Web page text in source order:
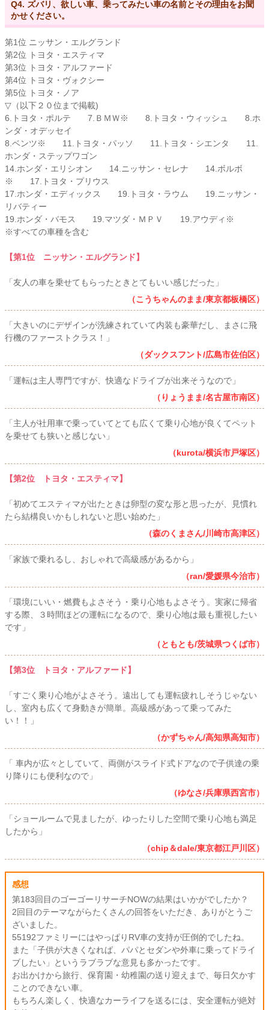
Q4. ズバリ、欲しい車、乗ってみたい車の名前とその理由をお聞
かせください。
第1位 ニッサン・エルグランド
第2位 トヨタ・エスティマ
第3位 トヨタ・アルファード
第4位 トヨタ・ヴォクシー
第5位 トヨタ・ノア
▽（以下２０位まで掲載)
6.トヨタ・ポルテ 7.ＢＭＷ※ 8.トヨタ・ウィッシュ 8.ホ
ンダ・オデッセイ
8.ベンツ※ 11.トヨタ・パッソ 11.トヨタ・シエンタ 11.
ホンダ・ステップワゴン
14.ホンダ・エリシオン 14.ニッサン・セレナ 14.ボルボ
※ 17.トヨタ・プリウス
17.ホンダ・エディックス 19.トヨタ・ラウム 19.ニッサン・
リバティー
19.ホンダ・バモス 19.マツダ・ＭＰＶ 19.アウディ※
※すべての車種を含む
【第1位 ニッサン・エルグランド】
「友人の車を乗せてもらったときとてもいい感じだった」
（こうちゃんのまま/東京都板橋区）
「大きいのにデザインが洗練されていて内装も豪華だし、まさに飛
行機のファーストクラス！」
（ダックスフント/広島市佐伯区）
「運転は主人専門ですが、快適なドライブが出来そうなので」
（りょうまま/名古屋市南区）
「主人が社用車で乗っていてとても広くて乗り心地が良くてペット
を乗せても狭いと感じない」
（kurota/横浜市戸塚区）
【第2位 トヨタ・エスティマ】
「初めてエスティマが出たときは卵型の変な形と思ったが、見慣れ
たら結構良いかもしれないと思い始めた」
（森のくまさん/川崎市高津区）
「家族で乗れるし、おしゃれで高級感があるから」
（ran/愛媛県今治市）
「環境にいい・燃費もよさそう・乗り心地もよさそう。実家に帰省
する際、３時間ほどの運転になるので、乗り心地は最も重視したい
です」
（ともとも/茨城県つくば市）
【第3位 トヨタ・アルファード】
「すごく乗り心地がよさそう。遠出しても運転疲れしそうじゃない
し、室内も広くて身動きが簡単。高級感があって乗ってみた
い！！」
（かずちゃん/高知県高知市）
「 車内が広々としていて、両側がスライド式ドアなので子供達の乗
り降りにも便利なので」
（ゆなさ/兵庫県西宮市）
「ショールームで見ましたが、ゆったりした空間で乗り心地も満足
したから」
（chip＆dale/東京都江戸川区）
感想
第183回目のゴーゴーリサーチNOWの結果はいかがでしたか？
2回目のテーマながらたくさんの回答をいただき、ありがとうご
ざいました。
55192ファミリーにはやっぱりRV車の支持が圧倒的でしたね。
また「子供が大きくなれば、パパとセダンや外車に乗ってドライ
ブしたい」というラブラブな意見も多かったです。
お出かけから旅行、保育園・幼稚園の送り迎えまで、毎日欠かす
ことのできない車。
もちろん楽しく、快適なカーライフを送るには、安全運転が絶対